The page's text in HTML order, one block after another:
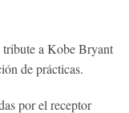
a Kobe Bryant
de prácticas.
por el receptor